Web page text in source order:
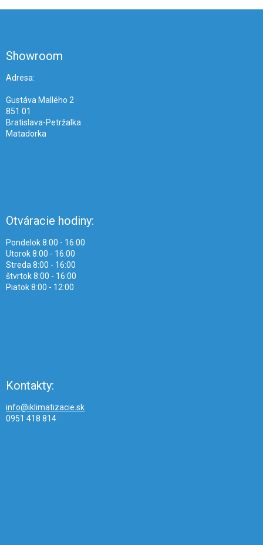
Showroom
Adresa:
Gustáva Mallého 2
851 01
Bratislava-Petržalka
Matadorka
Otváracie hodiny:
Pondelok 8:00 - 16:00
Utorok 8:00 - 16:00
Streda 8:00 - 16:00
štvrtok 8:00 - 16:00
Piatok 8:00 - 12:00
Kontakty:
info@iklimatizacie.sk
0951 418 814